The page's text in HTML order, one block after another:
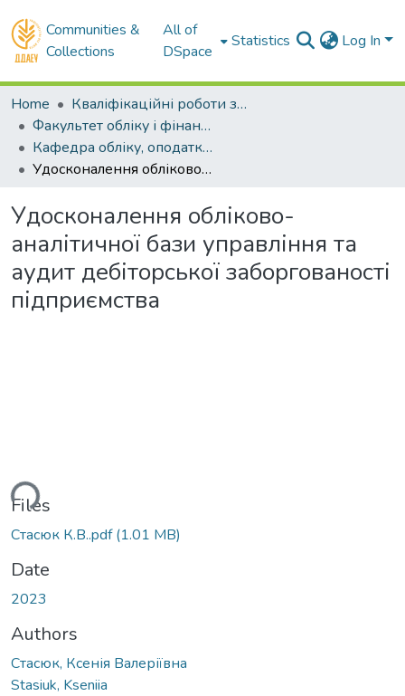
Communities &
Collections
All of
DSpace
Statistics Log In
Home
Кваліфікаційні роботи здобувачів вищої освіти
Факультет обліку і фінансів
Кафедра обліку, оподаткування та управління фінансово-економічною безпекою . Магістри
Удосконалення обліково-аналітичної бази управління та аудит дебіторської заборгованості підприємства
Удосконалення обліково-
аналітичної бази управління та
аудит дебіторської заборгованості
підприємства
Files
Стасюк К.В..pdf(1.01 MB)
Date
2023
Authors
Стасюк, Ксенія Валеріївна
Stasiuk, Kseniia